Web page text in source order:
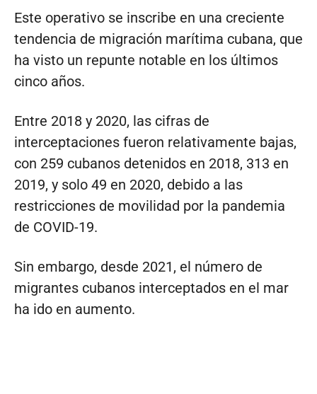
Este operativo se inscribe en una creciente
tendencia de migración marítima cubana, que
ha visto un repunte notable en los últimos
cinco años.
Entre 2018 y 2020, las cifras de
interceptaciones fueron relativamente bajas,
con 259 cubanos detenidos en 2018, 313 en
2019, y solo 49 en 2020, debido a las
restricciones de movilidad por la pandemia
de COVID-19.
Sin embargo, desde 2021, el número de
migrantes cubanos interceptados en el mar
ha ido en aumento.